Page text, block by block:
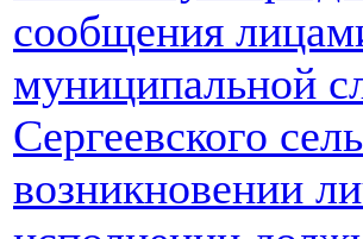
сообщения
муниципальной
Сергеевского
возникновении